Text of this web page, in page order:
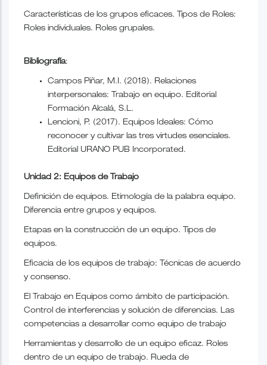
Características de los grupos eficaces. Tipos de Roles:
Roles individuales. Roles grupales.
Bibliografía:
Campos Piñar, M.I. (2018). Relaciones
interpersonales: Trabajo en equipo. Editorial
Formación Alcalá, S.L.
Lencioni, P. (2017). Equipos Ideales: Cómo
reconocer y cultivar las tres virtudes esenciales.
Editorial URANO PUB Incorporated.
Unidad 2: Equipos de Trabajo
Definición de equipos. Etimología de la palabra equipo.
Diferencia entre grupos y equipos.
Etapas en la construcción de un equipo. Tipos de
equipos.
Eficacia de los equipos de trabajo: Técnicas de acuerdo
y consenso.
El Trabajo en Equipos como ámbito de participación.
Control de interferencias y solución de diferencias. Las
competencias a desarrollar como equipo de trabajo
Herramientas y desarrollo de un equipo eficaz. Roles
dentro de un equipo de trabajo. Rueda de